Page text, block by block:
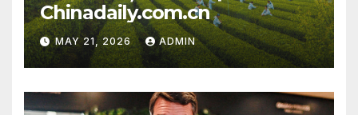
Chinadaily.com.cn
MAY 21, 2026 ADMIN